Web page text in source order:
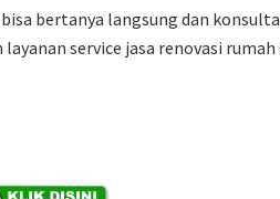
bertanya langsung dan
service jasa renovasi